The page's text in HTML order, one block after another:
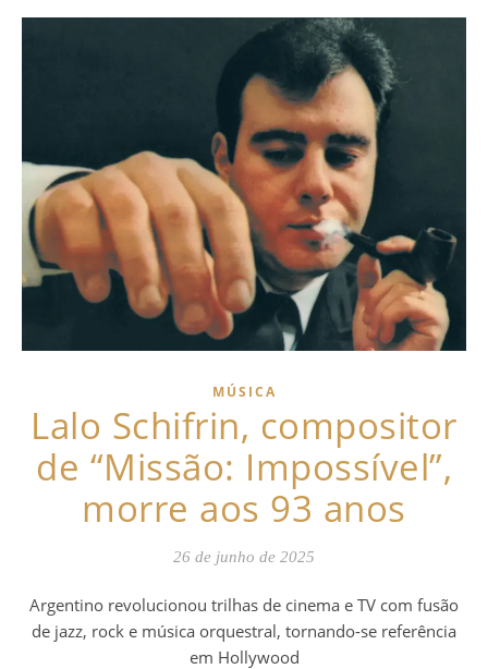
MÚSICA
Lalo Schifrin, compositor
de “Missão: Impossível”,
morre aos 93 anos
26 de junho de 2025
Argentino revolucionou trilhas de cinema e TV com fusão
de jazz, rock e música orquestral, tornando-se referência
em Hollywood